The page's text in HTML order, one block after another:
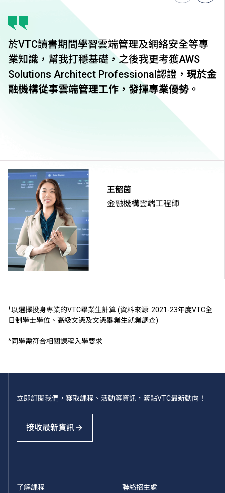
王韶茵
金融機構雲端工程師
於VTC讀書期間學習雲端管理及網絡安全等專
業知識，幫我打穩基礎，之後我更考獲AWS
Solutions Architect Professional認證， 現於金
融機構從事雲端管理工作，發揮專業優勢。
+以選擇投身專業的VTC畢業生計算 (資料來源: 2021-23年度VTC全
日制學士學位、高級文憑及文憑畢業生就業調查)
^同學需符合相關課程入學要求
立即訂閱我們，獲取課程、活動等資訊，緊貼VTC最新動向！
接收最新資訊
了解課程
聯絡招生處